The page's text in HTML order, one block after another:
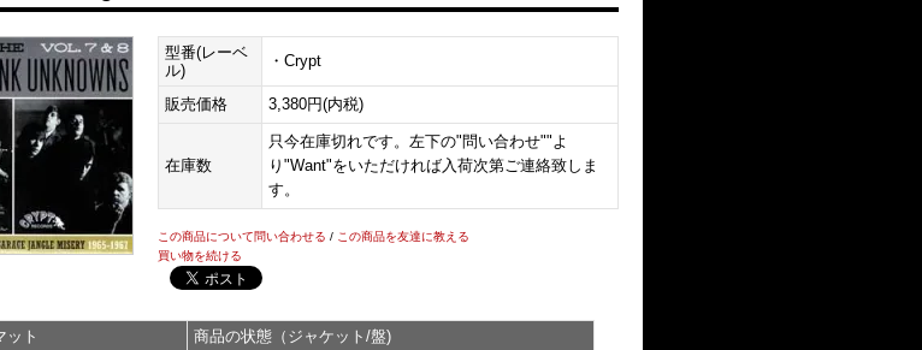
型番(レーベ
ル)
・Crypt
販売価格 3,380円(内税)
在庫数
只今在庫切れです。左下の"問い合わせ""よ
り"Want"をいただければ入荷次第ご連絡致しま
す。
この商品について問い合わせる / この商品を友達に教える
買い物を続ける
ット 商品の状態（ジャケット/盤)